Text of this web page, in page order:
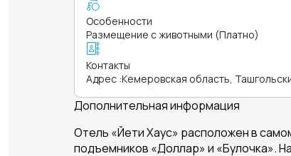
Особенности
Размещение с животными (Платно)
Контакты
Адрес :Кемеровская область,
Дополнительная информация
Отель «Йети Хаус» расположен в
подъемников «Доллар» и «Булочка».